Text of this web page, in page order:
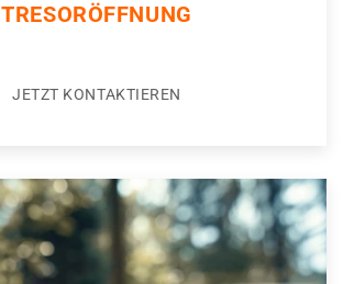
TRESORÖFFNUNG
JETZT KONTAKTIEREN